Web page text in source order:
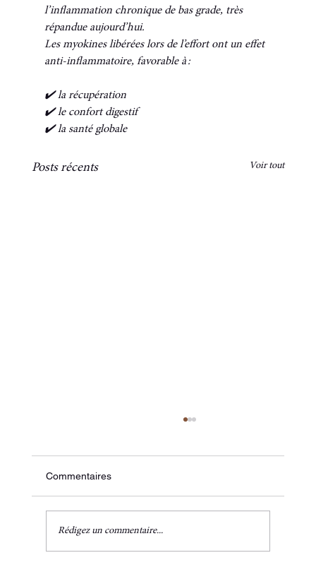
l’inflammation chronique de bas grade, très
répandue aujourd’hui.
Les myokines libérées lors de l’effort ont un effet
anti-inflammatoire, favorable à :
✔️ la récupération
✔️ le confort digestif
✔️ la santé globale
Posts récents Voir tout
☀️ Canicule et Sport
Commentaires
Rédigez un commentaire...